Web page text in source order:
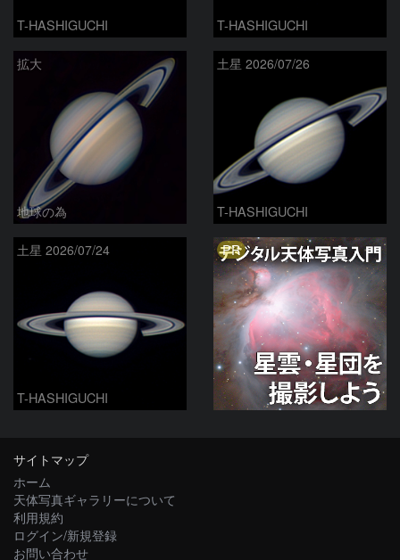
T-HASHIGUCHI T-HASHIGUCHI
拡大
地球の為
土星 2026/07/26
T-HASHIGUCHI
土星 2026/07/24
T-HASHIGUCHI
PR
サイトマップ
ホーム
天体写真ギャラリーについて
利用規約
ログイン/新規登録
お問い合わせ